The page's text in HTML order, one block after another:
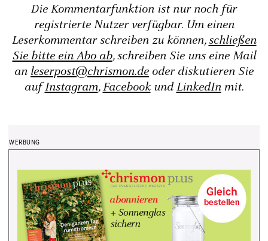
Die Kommentarfunktion ist nur noch für
registrierte Nutzer verfügbar. Um einen
Leserkommentar schreiben zu können,schließen
Sie bitte ein Abo ab, schreiben Sie uns eine Mail
an leserpost@chrismon.de oder diskutieren Sie
aufInstagram,FacebookundLinkedInmit.